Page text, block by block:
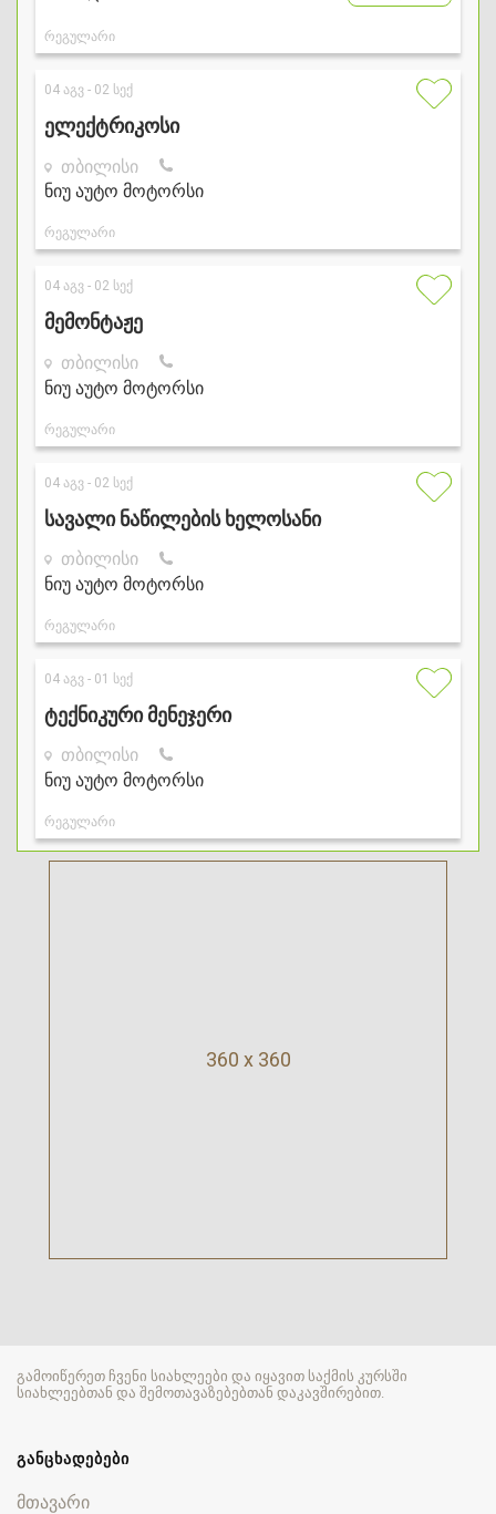
360 x 360
გამოიწერეთ ჩვენი სიახლეები და იყავით საქმის კურსში
სიახლეებთან და შემოთავაზებებთან დაკავშირებით.
ᲒᲐᲜᲪᲮᲐᲓᲔᲑᲔᲑᲘ
მთავარი